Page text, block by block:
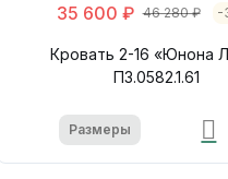
35 600 ₽ 46 280 ₽ -
Кровать 2-16 «Юнона
П3.0582.1.61
Размеры